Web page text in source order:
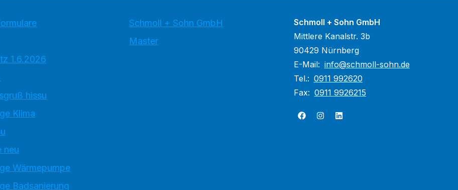
1.6.2026
hissu
Klima
neu
Wärmepumpe
Badsanierung
Schmoll + Sohn GmbH
Master
Schmoll + Sohn GmbH
Mittlere Kanalstr. 3b
90429 Nürnberg
E-Mail: info@schmoll-sohn.de
Tel.: 0911 992620
Fax: 0911 9926215